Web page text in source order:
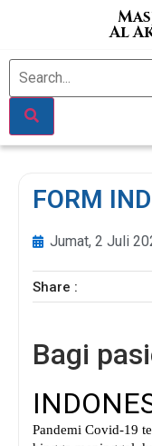
Al
FORM
Jumat, 2 Juli
Share :
Bagi